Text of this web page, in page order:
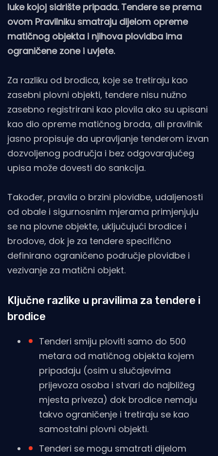
luke kojoj sidrište pripada. Tendere se prema
ovom Pravilniku smatraju dijelom opreme
matičnog objekta i njihova plovidba ima
ograničene zone i uvjete.
Za razliku od brodica, koje se tretiraju kao
zasebni plovni objekti, tendere nisu nužno
zasebno registrirani kao plovila ako su upisani
kao dio opreme matičnog broda, ali pravilnik
jasno propisuje da upravljanje tenderom izvan
dozvoljenog područja i bez odgovarajućeg
upisa može dovesti do sankcija.
Također, pravila o brzini plovidbe, udaljenosti
od obale i sigurnosnim mjerama primjenjuju
se na plovne objekte, uključujući brodice i
brodove, dok je za tendere specifično
definirano ograničeno područje plovidbe i
vezivanje za matični objekt.
Ključne razlike u pravilima za tendere i
brodice
Tenderi smiju ploviti samo do 500
metara od matičnog objekta kojem
pripadaju (osim u slučajevima
prijevoza osoba i stvari do najbližeg
mjesta priveza) dok brodice nemaju
takvo ograničenje i tretiraju se kao
samostalni plovni objekti.
Tenderi se mogu smatrati dijelom